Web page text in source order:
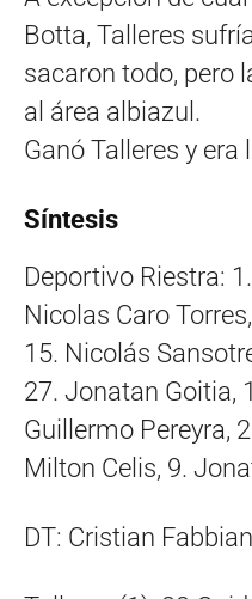
Botta, Talleres
sacaron todo, pero
al área albiazul.
Ganó Talleres y
Síntesis
Deportivo Riestra:
Nicolas Caro
15. Nicolás
27. Jonatan Goitia,
Guillermo Pereyra,
Milton Celis, 9.
DT: Cristian